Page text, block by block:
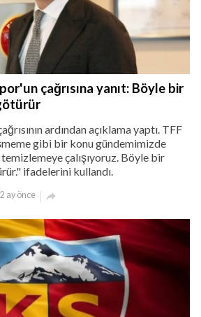
çağrısına yanıt: Böyle bir
ardından açıklama yaptı. TFF
gibi bir konu gündemimizde
çalışıyoruz. Böyle bir
ifadelerini kullandı.
2 ay önce 